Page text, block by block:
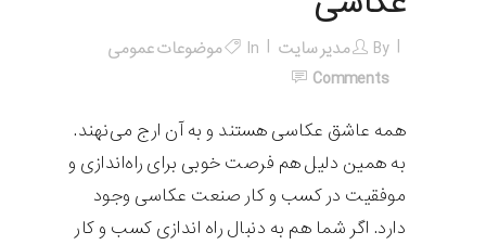
By مدیر سایت In
موضوعات عمومی
Comments
همه عاشق عکاسی هستند و به آن ارج می‌نهند.
به همین دلیل هم فرصت خوبی برای راه‌اندازی و
موفقیت در کسب و کار صنعت عکاسی وجود
دارد. اگر شما هم به دنبال راه اندازی کسب و کار